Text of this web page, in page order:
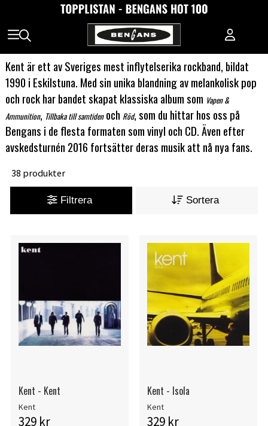
Kent är ett av Sveriges mest inflytelserika rockband, bildat
1990 i Eskilstuna. Med sin unika blandning av melankolisk pop
och rock har bandet skapat klassiska album som Vapen &
Ammunition, Tillbaka till samtidenoch Röd, som du hittar hos oss på
Bengans i de flesta formaten som vinyl och CD. Även efter
avskedsturnén 2016 fortsätter deras musik att nå nya fans.
38 produkter
Filtrera Sortera
Kent - Kent
Kent
329 kr
Kent - Isola
Kent
329 kr